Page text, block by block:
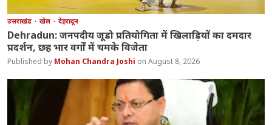
उत्तराखंड खेल देहरादून
Dehradun: जनपदीय जूडो प्रतियोगिता में खिलाड़ियों का दमदार
प्रदर्शन, छह भार वर्गों में चमके विजेता
Mohan Chandra Joshi August 8, 2026